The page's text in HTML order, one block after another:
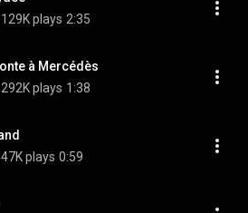
129K plays 2:35
à Mercédès
292K plays 1:38
47K plays 0:59